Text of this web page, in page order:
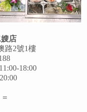
店
路2號1樓
18:00